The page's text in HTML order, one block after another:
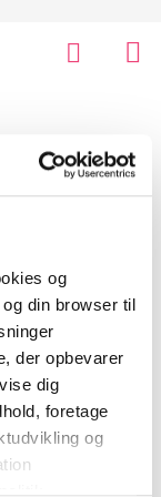
og
din browser til
der opbevarer
dig
foretage
og